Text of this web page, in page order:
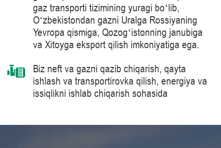
gaz transporti tizimining yuragi boʻlib,
Oʻzbekistondan gazni Uralga Rossiyaning
Yevropa qismiga, Qozogʻistonning janubiga
va Xitoyga eksport qilish imkoniyatiga ega.
Biz neft va gazni qazib chiqarish, qayta
ishlash va transportirovka qilish, energiya va
issiqlikni ishlab chiqarish sohasida